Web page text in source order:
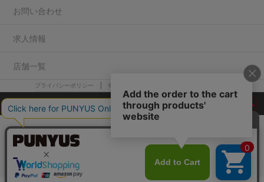
お問い合わせ
求人情報
店舗一覧
プライバシーポリシー 特定商取引法に基づく表記
COPYRIGHT WEGO.Co.,Ltd.All rights reserved